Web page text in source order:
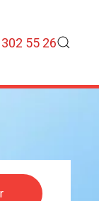
55 26